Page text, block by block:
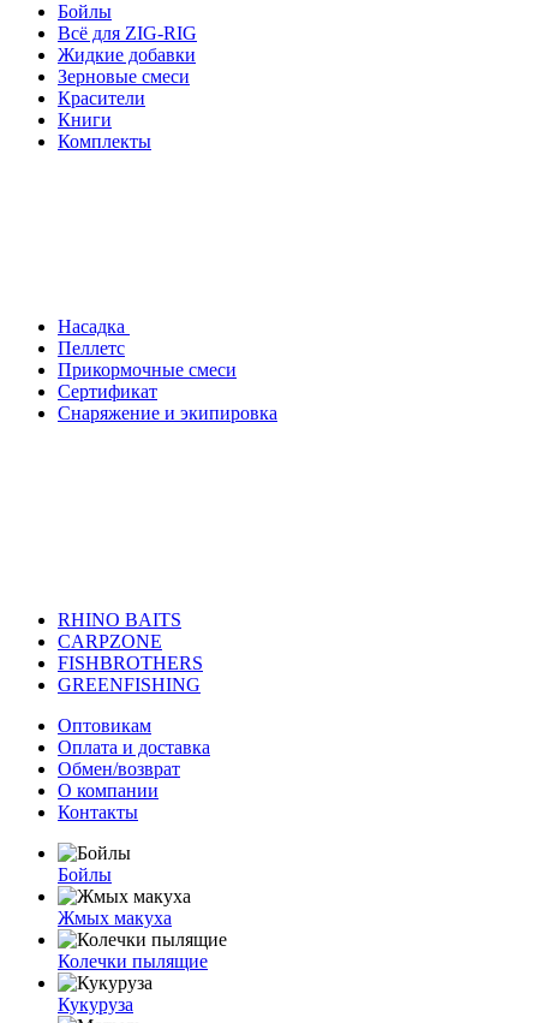
Бойлы
Всё для ZIG-RIG
Жидкие добавки
Зерновые смеси
Красители
Книги
Комплекты
Насадка
Пеллетс
Прикормочные смеси
Сертификат
Снаряжение и экипировка
RHINO BAITS
CARPZONE
FISHBROTHERS
GREENFISHING
Оптовикам
Оплата и доставка
Обмен/возврат
О компании
Контакты
Бойлы
Жмых макуха
Колечки пылящие
Кукуруза